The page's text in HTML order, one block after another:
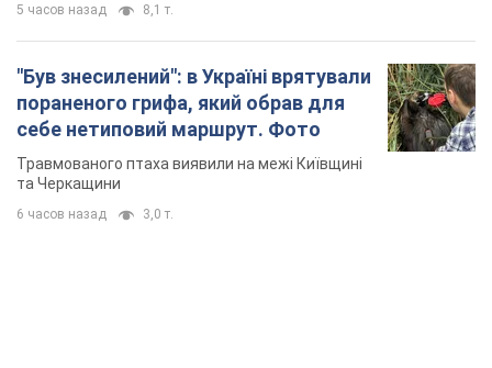
5 часов назад 8,1 т.
"Був знесилений": в Україні врятували
пораненого грифа, який обрав для
себе нетиповий маршрут. Фото
Травмованого птаха виявили на межі Київщині
та Черкащини
6 часов назад 3,0 т.